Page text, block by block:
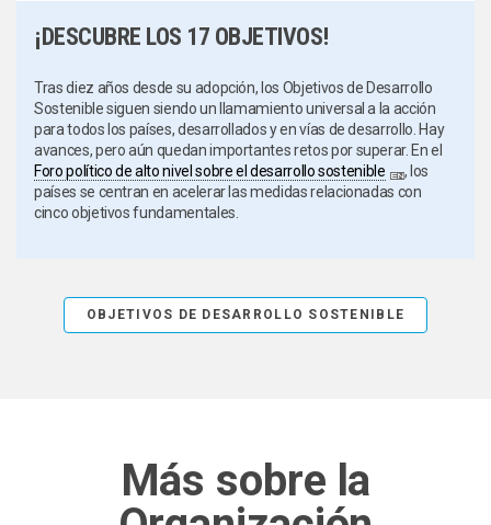
¡DESCUBRE LOS 17 OBJETIVOS!
Tras diez años desde su adopción, los Objetivos de Desarrollo
Sostenible siguen siendo un llamamiento universal a la acción
para todos los países, desarrollados y en vías de desarrollo. Hay
avances, pero aún quedan importantes retos por superar. En el
Foro político de alto nivel sobre el desarrollo sostenible
, los
países se centran en acelerar las medidas relacionadas con
cinco objetivos fundamentales.
OBJETIVOS DE DESARROLLO SOSTENIBLE
Más sobre la